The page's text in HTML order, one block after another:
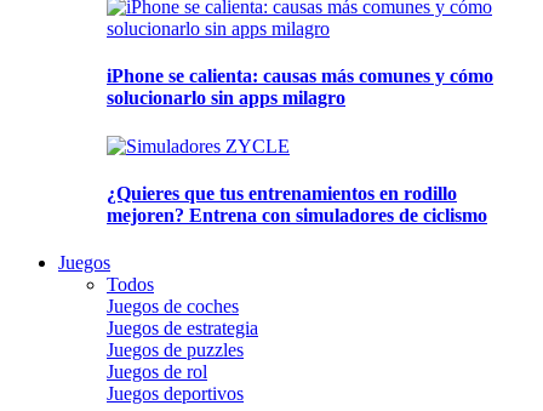
iPhone se calienta: causas más comunes y cómo
solucionarlo sin apps milagro
¿Quieres que tus entrenamientos en rodillo
mejoren? Entrena con simuladores de ciclismo
Juegos
Todos
Juegos de coches
Juegos de estrategia
Juegos de puzzles
Juegos de rol
Juegos deportivos